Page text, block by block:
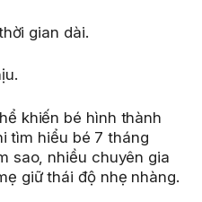
gian dài.
khiến bé hình thành
tìm hiểu bé 7 tháng
sao, nhiều chuyên gia
giữ thái độ nhẹ nhàng.